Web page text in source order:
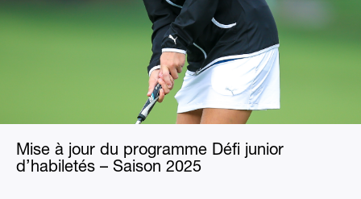
Mise à jour du programme Défi junior
d’habiletés – Saison 2025